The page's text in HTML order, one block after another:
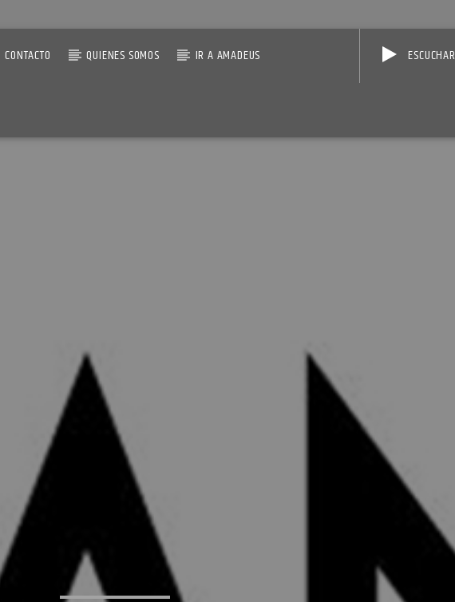
CONTACTO QUIENES SOMOS IR A AMADEUS ESCUCHAR